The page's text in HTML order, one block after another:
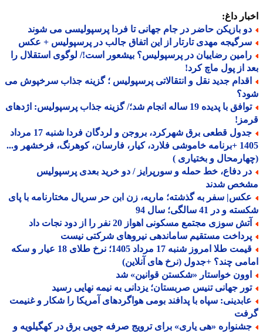
داغ:
بازیکن حاضر در جام جهانی تا فردا پرسپولیسی می شوند
مهدی تارتار از این اتفاق جالب در پرسپولیس + عکس
رضاییان در پرسپولیس؟ بیشعور است!/ لوگوی استقلال را
از پول ماچ کرد!
جدید نقل و انتقالاتی پرسپولیس ؛ گزینه جذاب سرخپوش می
توافق با پدیده 19 ساله انجام شد؛/ گزینه جذاب پرسپولیس: اژدهای
جدول قطعی برق شهرکرد، بروجن و لردگان فردا شنبه 17 مرداد
1405 +برنامه خاموشی فلارد، کیار، فارسان، کوهرنگ، فرخشهر و...
و بختیاری )
دفاع، خط حمله و سورپرایز / دو خرید بعدی پرسپولیس
شدند
سفر به گذشته؛ ماریه، زن ابن حر سریال مختارنامه با پای
و در 41 سالگی؛ سال 94
سوزی مجتمع مسکونی اهواز 20 نفر را از دود نجات داد
مستقیم ساماندهی نیروهای شرکتی نیست
قیمت طلا امروز شنبه 17 مرداد 1405؛ نرخ طلای 18 عیار و سکه
چند؟ +جدول (نرخ های آنلاین)
خواستار «شکستن قوانین» شد
جهانی تنیس صربستان؛ یزدانی به نیمه نهایی رسید
سپاه با پدافند بومی هواگردهای آمریکا را شکار و غنیمت
«هی یاری» برای ترویج صرفه جویی برق در کهگیلویه و